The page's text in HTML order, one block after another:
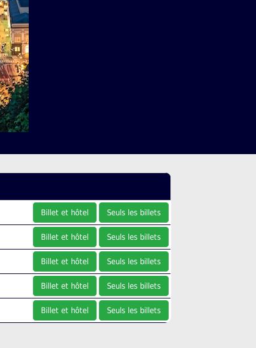
Billet et hôtel Seuls les billets
Billet et hôtel Seuls les billets
Billet et hôtel Seuls les billets
Billet et hôtel Seuls les billets
Billet et hôtel Seuls les billets